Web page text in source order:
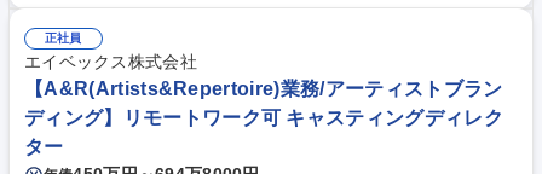
スタイルを担います。 ■AI・自動化を用いた動画制作ワークフローの設計
と最適化 ■事業部門への動画活用提案 ■生成AIを用いた動画コンテンツ企
画・制作・効果検証 ■AIによるシナリオ・クリップ・音声・字幕の生成や
制作管理 ※1日50本規模の体制を構築し、仮説検証と改善を行います。 募
集職種 【AI動画クリエイター】AIで動画制作を高速化！1日50本のPDCA
を回す/在宅可◎
正社員
エイベックス株式会社
【A&R(Artists&Repertoire)業務/アーティストブラン
ディング】リモートワーク可 キャスティングディレク
ター